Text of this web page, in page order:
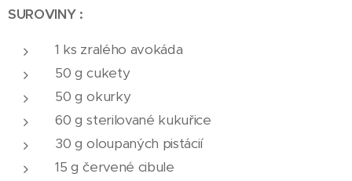
SUROVINY :
1 ks zralého avokáda
50 g cukety
50 g okurky
60 g sterilované kukuřice
30 g oloupaných pistácií
15 g červené cibule